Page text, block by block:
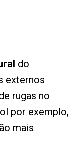
do
externos
rugas no
por exemplo,
mais